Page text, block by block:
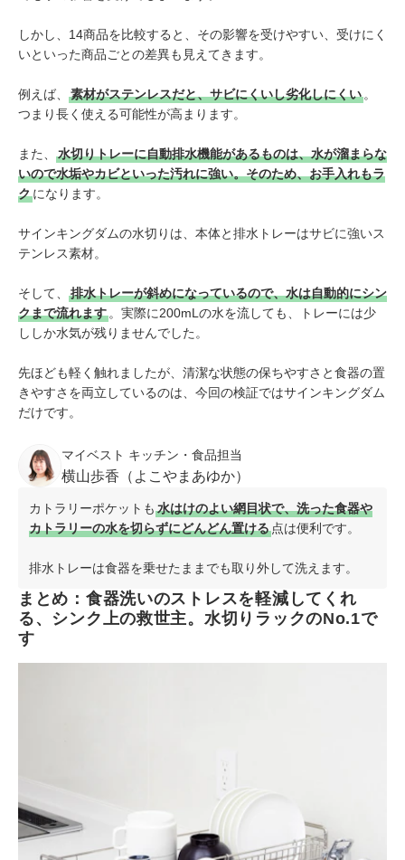
しかし、14商品を比較すると、その影響を受けやすい、受けにく
いといった商品ごとの差異も見えてきます。
例えば、 素材がステンレスだと、サビにくいし劣化しにくい 。
つまり長く使える可能性が高まります。
また、
水切りトレーに自動排水機能があるものは、水が溜まらな
いので水垢やカビといった汚れに強い。そのため、お手入れもラ
クになります。
サインキングダムの水切りは、本体と排水トレーはサビに強いス
テンレス素材。
そして、
排水トレーが斜めになっているので、水は自動的にシン
クまで流れます 。実際に200mLの水を流しても、トレーには少
ししか水気が残りませんでした。
先ほども軽く触れましたが、清潔な状態の保ちやすさと食器の置
きやすさを両立しているのは、今回の検証ではサインキングダム
だけです。
マイベスト キッチン・食品担当
横山歩香（よこやまあゆか）
カトラリーポケットも 水はけのよい網目状で、洗った食器や
カトラリーの水を切らずにどんどん置ける 点は便利です。
排水トレーは食器を乗せたままでも取り外して洗えます。
まとめ：食器洗いのストレスを軽減してくれ
る、シンク上の救世主。水切りラックのNo.1で
す